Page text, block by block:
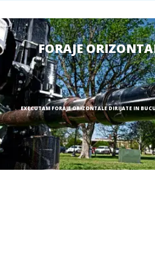
FORAJE
EXECUTAM FORAJE ORIZONTALE DIRIJATE IN